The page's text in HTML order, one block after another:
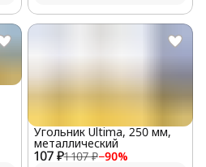
107 ₽1 107 ₽−90%
Угольник Ultima, 250 мм,
металлический